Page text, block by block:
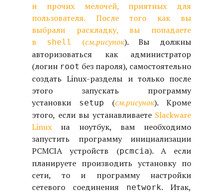
и прочих мелочей, приятных для
пользователя. После того как вы
выбрали раскладку, вы попадаете
в
shell (см.рисунок). Вы должны
авторизоваться как администратор
(логин root без пароля), самостоятельно
создать Linux-разделы и только после
этого запускать программу
установки
setup (см.рисунок). Кроме
этого, если вы устанавливаете Slackware
Linux на ноутбук, вам необходимо
запустить программу инициализации
PCMCIA устройств (pcmcia). А если
планируете производить установку по
сети, то и программу настройки
сетевого соединения
network. Итак,